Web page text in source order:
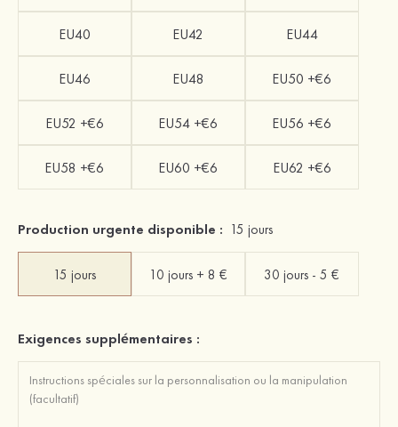
EU40 EU42 EU44
EU46 EU48 EU50 +€6
EU52 +€6 EU54 +€6 EU56 +€6
EU58 +€6 EU60 +€6 EU62 +€6
Production urgente disponible : 15 jours
15 jours 10 jours + 8 € 30 jours - 5 €
Exigences supplémentaires :